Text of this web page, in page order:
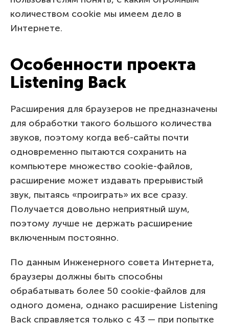
количеством cookie мы имеем дело в
Интернете.
Особенности проекта
Listening Back
Расширения для браузеров не предназначены
для обработки такого большого количества
звуков, поэтому когда веб-сайты почти
одновременно пытаются сохранить на
компьютере множество cookie-файлов,
расширение может издавать прерывистый
звук, пытаясь «проиграть» их все сразу.
Получается довольно неприятный шум,
поэтому лучше не держать расширение
включенным постоянно.
По данным Инженерного совета Интернета,
браузеры должны быть способны
обрабатывать более 50 cookie-файлов для
одного домена, однако расширение Listening
Back справляется только с 43 — при попытке